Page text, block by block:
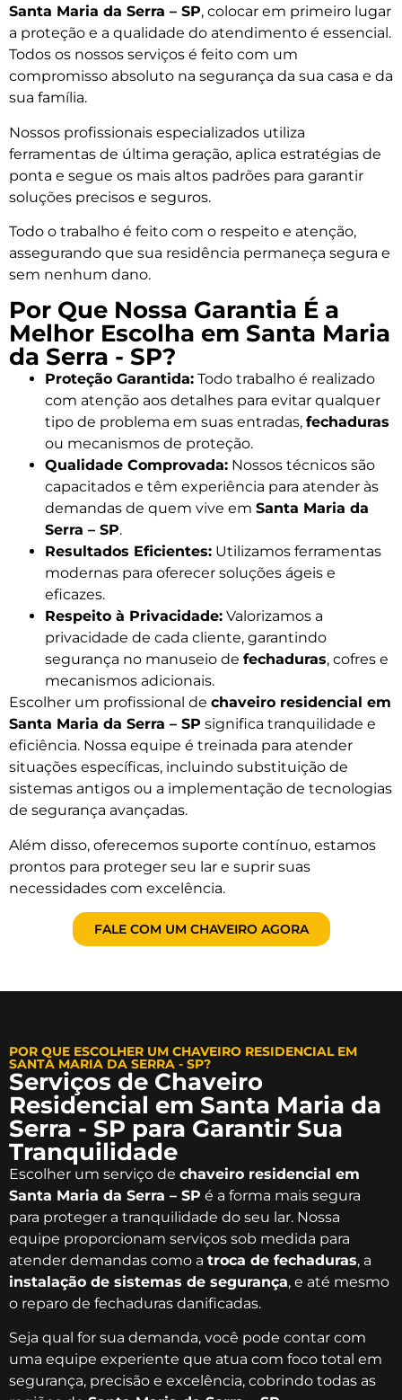
Santa Maria da Serra – SP, colocar em primeiro lugar
a proteção e a qualidade do atendimento é essencial.
Todos os nossos serviços é feito com um
compromisso absoluto na segurança da sua casa e da
sua família.
Nossos profissionais especializados utiliza
ferramentas de última geração, aplica estratégias de
ponta e segue os mais altos padrões para garantir
soluções precisos e seguros.
Todo o trabalho é feito com o respeito e atenção,
assegurando que sua residência permaneça segura e
sem nenhum dano.
Por Que Nossa Garantia É a
Melhor Escolha em Santa Maria
da Serra - SP?
Proteção Garantida: Todo trabalho é realizado
com atenção aos detalhes para evitar qualquer
tipo de problema em suas entradas, fechaduras
ou mecanismos de proteção.
Qualidade Comprovada: Nossos técnicos são
capacitados e têm experiência para atender às
demandas de quem vive em Santa Maria da
Serra – SP.
Resultados Eficientes: Utilizamos ferramentas
modernas para oferecer soluções ágeis e
eficazes.
Respeito à Privacidade: Valorizamos a
privacidade de cada cliente, garantindo
segurança no manuseio de fechaduras, cofres e
mecanismos adicionais.
Escolher um profissional de chaveiro residencial em
Santa Maria da Serra – SP significa tranquilidade e
eficiência. Nossa equipe é treinada para atender
situações específicas, incluindo substituição de
sistemas antigos ou a implementação de tecnologias
de segurança avançadas.
Além disso, oferecemos suporte contínuo, estamos
prontos para proteger seu lar e suprir suas
necessidades com excelência.
FALE COM UM CHAVEIRO AGORA
POR QUE ESCOLHER UM CHAVEIRO RESIDENCIAL EM
SANTA MARIA DA SERRA - SP?
Serviços de Chaveiro
Residencial em Santa Maria da
Serra - SP para Garantir Sua
Tranquilidade
Escolher um serviço de chaveiro residencial em
Santa Maria da Serra – SP é a forma mais segura
para proteger a tranquilidade do seu lar. Nossa
equipe proporcionam serviços sob medida para
atender demandas como a troca de fechaduras, a
instalação de sistemas de segurança, e até mesmo
o reparo de fechaduras danificadas.
Seja qual for sua demanda, você pode contar com
uma equipe experiente que atua com foco total em
segurança, precisão e excelência, cobrindo todas as